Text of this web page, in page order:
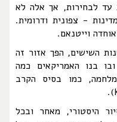
עד לבחירות, אך אלה לא
- צפונית ודרומית.
השישים, הפך אזור זה
בנו האמריקאים כמה
כמו בסיס הקרב
היסטורי, מאחר ובכל